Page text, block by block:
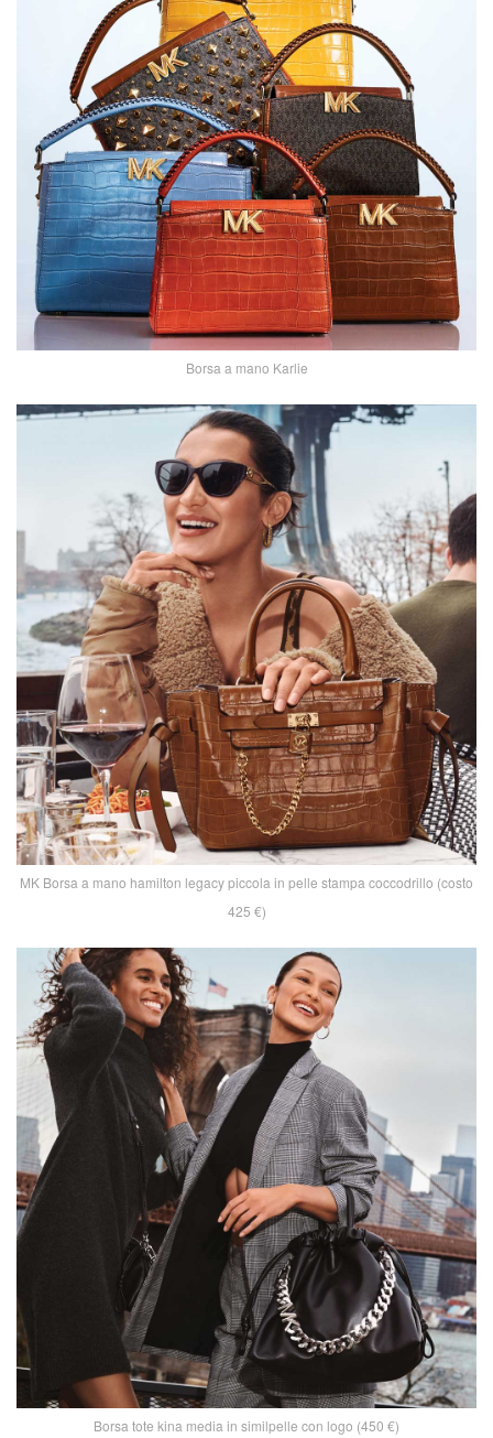
Borsa a mano Karlie
MK Borsa a mano hamilton legacy piccola in pelle stampa coccodrillo (costo
425 €)
Borsa tote kina media in similpelle con logo (450 €)